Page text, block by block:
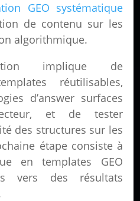
GEO systématique
de contenu sur les
algorithmique.
implique de
réutilisables,
d’answer surfaces
et de tester
des structures sur les
étape consiste à
en templates GEO
vers des résultats